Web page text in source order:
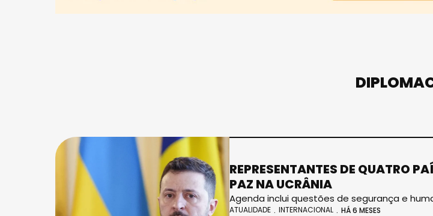
REPRESENTANTES DE QUATRO
PAZ NA UCRÂNIA
Agenda inclui questões de segurança e
ATUALIDADE INTERNACIONAL HÁ 6 MESES